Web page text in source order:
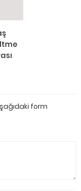
form